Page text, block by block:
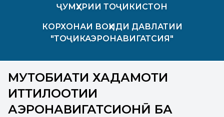
ҶУМҲУРИИ ТОҶИКИСТОН
КОРХОНАИ ВОҲИДИ ДАВЛАТИИ
"ТОҶИКАЭРОНАВИГАТСИЯ"
МУТОБИҚАТИ ХАДАМОТИ
ИТТИЛООТИИ
АЭРОНАВИГАТСИОНӢ БА